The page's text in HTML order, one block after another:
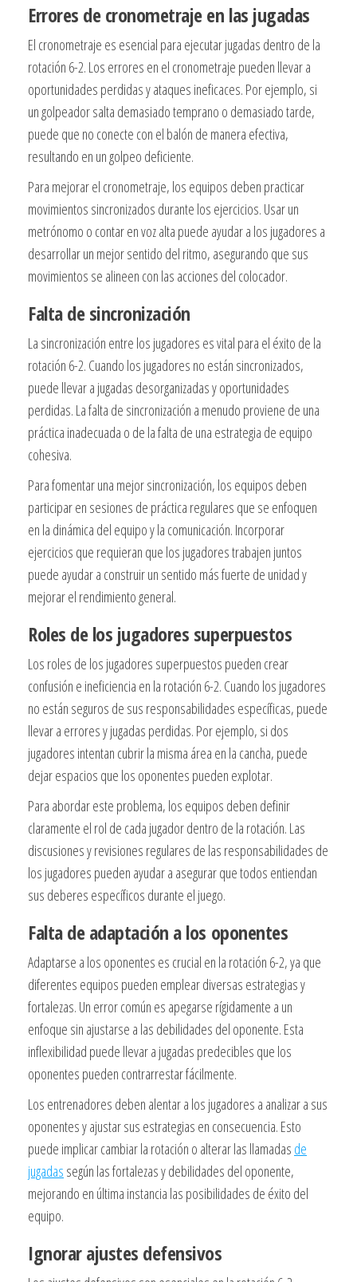
Errores de cronometraje en las jugadas
El cronometraje es esencial para ejecutar jugadas dentro de la
rotación 6-2. Los errores en el cronometraje pueden llevar a
oportunidades perdidas y ataques ineficaces. Por ejemplo, si
un golpeador salta demasiado temprano o demasiado tarde,
puede que no conecte con el balón de manera efectiva,
resultando en un golpeo deficiente.
Para mejorar el cronometraje, los equipos deben practicar
movimientos sincronizados durante los ejercicios. Usar un
metrónomo o contar en voz alta puede ayudar a los jugadores a
desarrollar un mejor sentido del ritmo, asegurando que sus
movimientos se alineen con las acciones del colocador.
Falta de sincronización
La sincronización entre los jugadores es vital para el éxito de la
rotación 6-2. Cuando los jugadores no están sincronizados,
puede llevar a jugadas desorganizadas y oportunidades
perdidas. La falta de sincronización a menudo proviene de una
práctica inadecuada o de la falta de una estrategia de equipo
cohesiva.
Para fomentar una mejor sincronización, los equipos deben
participar en sesiones de práctica regulares que se enfoquen
en la dinámica del equipo y la comunicación. Incorporar
ejercicios que requieran que los jugadores trabajen juntos
puede ayudar a construir un sentido más fuerte de unidad y
mejorar el rendimiento general.
Roles de los jugadores superpuestos
Los roles de los jugadores superpuestos pueden crear
confusión e ineficiencia en la rotación 6-2. Cuando los jugadores
no están seguros de sus responsabilidades específicas, puede
llevar a errores y jugadas perdidas. Por ejemplo, si dos
jugadores intentan cubrir la misma área en la cancha, puede
dejar espacios que los oponentes pueden explotar.
Para abordar este problema, los equipos deben definir
claramente el rol de cada jugador dentro de la rotación. Las
discusiones y revisiones regulares de las responsabilidades de
los jugadores pueden ayudar a asegurar que todos entiendan
sus deberes específicos durante el juego.
Falta de adaptación a los oponentes
Adaptarse a los oponentes es crucial en la rotación 6-2, ya que
diferentes equipos pueden emplear diversas estrategias y
fortalezas. Un error común es apegarse rígidamente a un
enfoque sin ajustarse a las debilidades del oponente. Esta
inflexibilidad puede llevar a jugadas predecibles que los
oponentes pueden contrarrestar fácilmente.
Los entrenadores deben alentar a los jugadores a analizar a sus
oponentes y ajustar sus estrategias en consecuencia. Esto
puede implicar cambiar la rotación o alterar las llamadas de
jugadas según las fortalezas y debilidades del oponente,
mejorando en última instancia las posibilidades de éxito del
equipo.
Ignorar ajustes defensivos